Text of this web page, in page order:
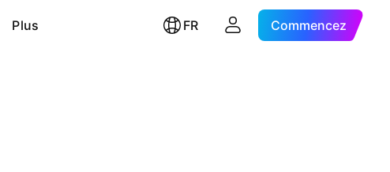
Plus FR Commencez